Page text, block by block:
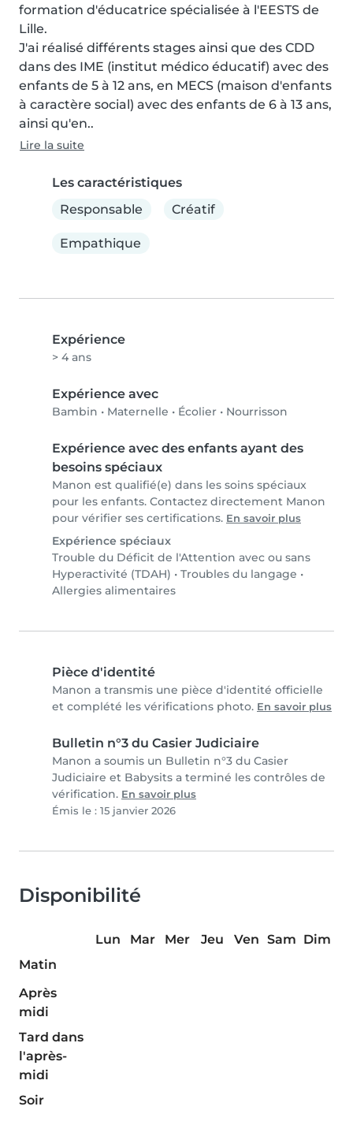
formation d'éducatrice spécialisée à l'EESTS de
Lille.
J'ai réalisé différents stages ainsi que des CDD
dans des IME (institut médico éducatif) avec des
enfants de 5 à 12 ans, en MECS (maison d'enfants
à caractère social) avec des enfants de 6 à 13 ans,
ainsi qu'en..
Lire la suite
Les caractéristiques
Responsable
Créatif
Empathique
Expérience
> 4 ans
Expérience avec
Bambin • Maternelle • Écolier • Nourrisson
Expérience avec des enfants ayant des
besoins spéciaux
Manon est qualifié(e) dans les soins spéciaux
pour les enfants. Contactez directement Manon
pour vérifier ses certifications. En savoir plus
Expérience spéciaux
Trouble du Déficit de l'Attention avec ou sans
Hyperactivité (TDAH) • Troubles du langage •
Allergies alimentaires
Pièce d'identité
Manon a transmis une pièce d'identité officielle
et complété les vérifications photo. En savoir plus
Bulletin n°3 du Casier Judiciaire
Manon a soumis un Bulletin n°3 du Casier
Judiciaire et Babysits a terminé les contrôles de
vérification. En savoir plus
Émis le : 15 janvier 2026
Disponibilité
Lun Mar Mer Jeu Ven Sam Dim
Matin
Après
midi
Tard dans
l'après-
midi
Soir